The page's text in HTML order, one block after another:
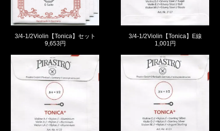
3/4-1/2Violin【Tonica】セット
9,653円
3/4-1/2Violin【Tonica】E線
1,001円